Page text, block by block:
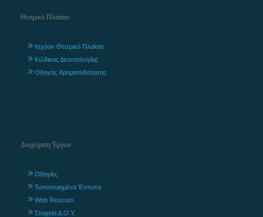
Θεσμικό Πλαίσιο
Ισχύον Θεσμικό Πλαίσιο
Κώδικας Δεοντολογίας
Οδηγός Χρηματοδότησης
Διαχείριση Έργων
Οδηγίες
Τυποποιημένα Έντυπα
Web Rescom
Στοιχεία Δ.Ο.Υ.